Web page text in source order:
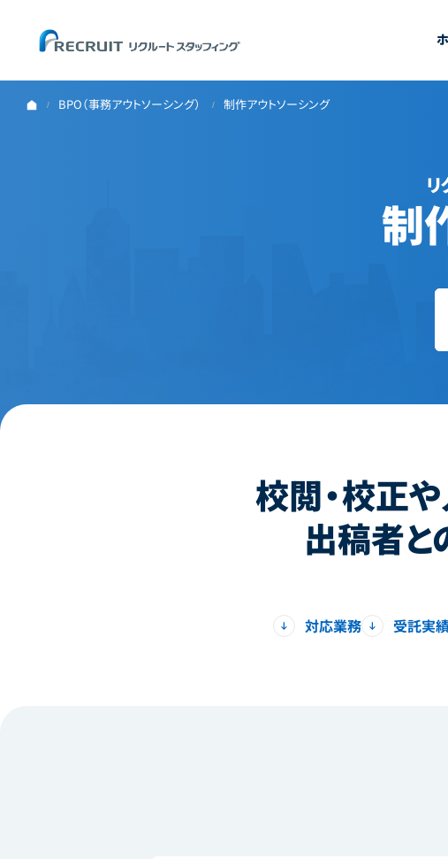
BPO（事務アウトソーシング） 制作アウトソーシング
リ
制
校閲・校正
出稿者と
対応業務 受託実